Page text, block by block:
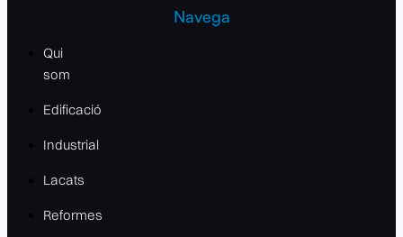
Navega
Qui
som
Edificació
Industrial
Lacats
Reformes